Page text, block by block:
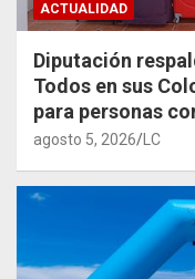
ACTUALIDAD
Diputación
Todos en sus
para personas
agosto 5, 2026 LC